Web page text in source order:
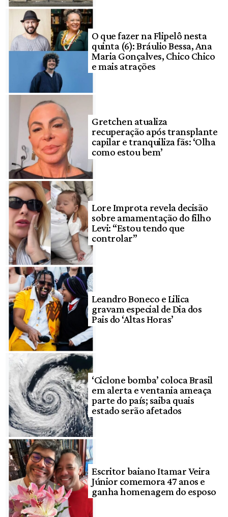
O que fazer na Flipelô nesta
quinta (6): Bráulio Bessa, Ana
Maria Gonçalves, Chico Chico
e mais atrações
Gretchen atualiza
recuperação após transplante
capilar e tranquiliza fãs: ‘Olha
como estou bem’
Lore Improta revela decisão
sobre amamentação do filho
Levi: “Estou tendo que
controlar”
Leandro Boneco e Lilica
gravam especial de Dia dos
Pais do ‘Altas Horas’
‘Ciclone bomba’ coloca Brasil
em alerta e ventania ameaça
parte do país; saiba quais
estado serão afetados
Escritor baiano Itamar Veira
Júnior comemora 47 anos e
ganha homenagem do esposo